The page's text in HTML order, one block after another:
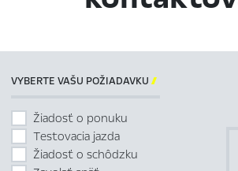
VYBERTE VAŠU POŽIADAVKU 
Žiadosť o ponuku
Testovacia jazda
Žiadosť o schôdzku